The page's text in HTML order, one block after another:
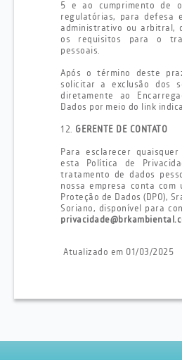
5 e ao cumprimento de
regulatórias, para defesa
administrativo ou arbitral,
os requisitos para o
pessoais.
Após o término deste
solicitar a exclusão dos
diretamente ao
Dados por meio do link
12. GERENTE DE CONTATO
Para esclarecer
esta Política de
tratamento de dados
nossa empresa conta com
Proteção de Dados (DPO),
Soriano, disponível para
Atualizado em 01/03/2025